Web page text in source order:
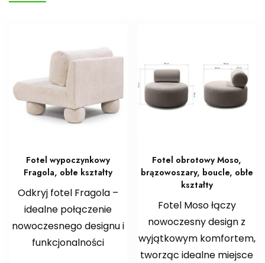
Fotel wypoczynkowy
Fragola, obłe kształty
Odkryj fotel Fragola –
idealne połączenie
nowoczesnego designu i
funkcjonalności
Fotel obrotowy Moso,
brązowoszary, boucle, obłe
kształty
Fotel Moso łączy
nowoczesny design z
wyjątkowym komfortem,
tworząc idealne miejsce